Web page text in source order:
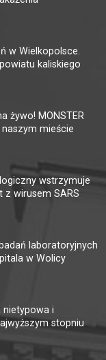
w Wielkopolsce.
kaliskiego
żywo! MONSTER
naszym mieście
wstrzymuje
z wirusem SARS
laboratoryjnych
w Wolicy
nietypowa i
stopniu